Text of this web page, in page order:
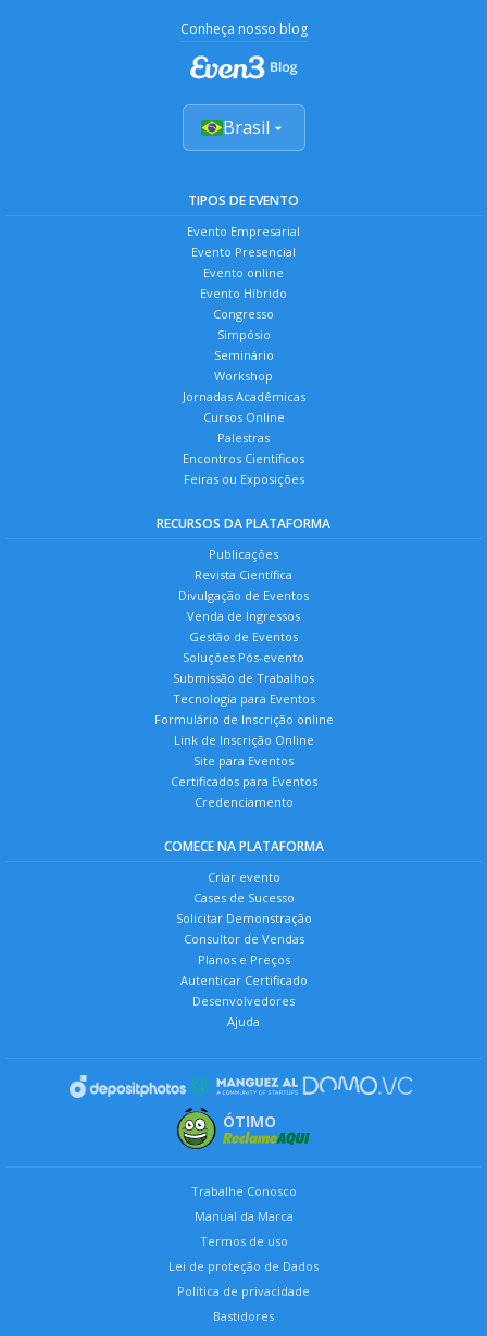
Conheça nosso blog
Brasil
TIPOS DE EVENTO
Evento Empresarial
Evento Presencial
Evento online
Evento Híbrido
Congresso
Simpósio
Seminário
Workshop
Jornadas Acadêmicas
Cursos Online
Palestras
Encontros Científicos
Feiras ou Exposições
RECURSOS DA PLATAFORMA
Publicações
Revista Científica
Divulgação de Eventos
Venda de Ingressos
Gestão de Eventos
Soluções Pós-evento
Submissão de Trabalhos
Tecnologia para Eventos
Formulário de Inscrição online
Link de Inscrição Online
Site para Eventos
Certificados para Eventos
Credenciamento
COMECE NA PLATAFORMA
Criar evento
Cases de Sucesso
Solicitar Demonstração
Consultor de Vendas
Planos e Preços
Autenticar Certificado
Desenvolvedores
Ajuda
ÓTIMO
Trabalhe Conosco
Manual da Marca
Termos de uso
Lei de proteção de Dados
Política de privacidade
Bastidores